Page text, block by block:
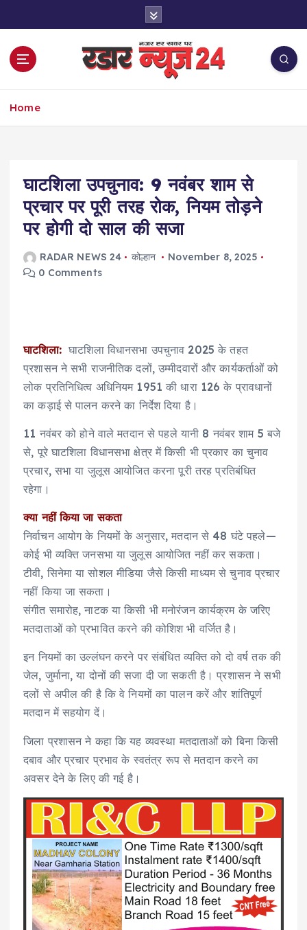
Home
घाटशिला उपचुनाव: 9 नवंबर शाम से
प्रचार पर पूरी तरह रोक, नियम तोड़ने
पर होगी दो साल की सजा
RADAR NEWS 24 कोल्हान
November 8, 2025
0 Comments
घाटशिला: घाटशिला विधानसभा उपचुनाव 2025 के तहत
प्रशासन ने सभी राजनीतिक दलों, उम्मीदवारों और कार्यकर्ताओं को
लोक प्रतिनिधित्व अधिनियम 1951 की धारा 126 के प्रावधानों
का कड़ाई से पालन करने का निर्देश दिया है।
11 नवंबर को होने वाले मतदान से पहले यानी 8 नवंबर शाम 5 बजे
से, पूरे घाटशिला विधानसभा क्षेत्र में किसी भी प्रकार का चुनाव
प्रचार, सभा या जुलूस आयोजित करना पूरी तरह प्रतिबंधित
रहेगा।
क्या नहीं किया जा सकता
निर्वाचन आयोग के नियमों के अनुसार, मतदान से 48 घंटे पहले—
कोई भी व्यक्ति जनसभा या जुलूस आयोजित नहीं कर सकता।
टीवी, सिनेमा या सोशल मीडिया जैसे किसी माध्यम से चुनाव प्रचार
नहीं किया जा सकता।
संगीत समारोह, नाटक या किसी भी मनोरंजन कार्यक्रम के जरिए
मतदाताओं को प्रभावित करने की कोशिश भी वर्जित है।
इन नियमों का उल्लंघन करने पर संबंधित व्यक्ति को दो वर्ष तक की
जेल, जुर्माना, या दोनों की सजा दी जा सकती है। प्रशासन ने सभी
दलों से अपील की है कि वे नियमों का पालन करें और शांतिपूर्ण
मतदान में सहयोग दें।
जिला प्रशासन ने कहा कि यह व्यवस्था मतदाताओं को बिना किसी
दबाव और प्रचार प्रभाव के स्वतंत्र रूप से मतदान करने का
अवसर देने के लिए की गई है।